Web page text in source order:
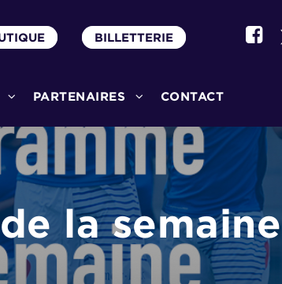
BILLETTERIE
PARTENAIRES CONTACT
la